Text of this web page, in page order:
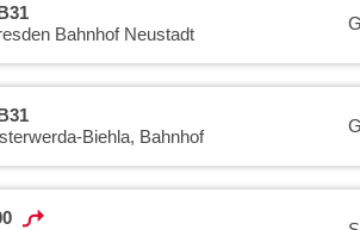
Bahnhof Neustadt
Biehla, Bahnhof